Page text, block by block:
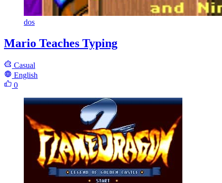
dos
Mario Teaches Typing
Casual
English
0